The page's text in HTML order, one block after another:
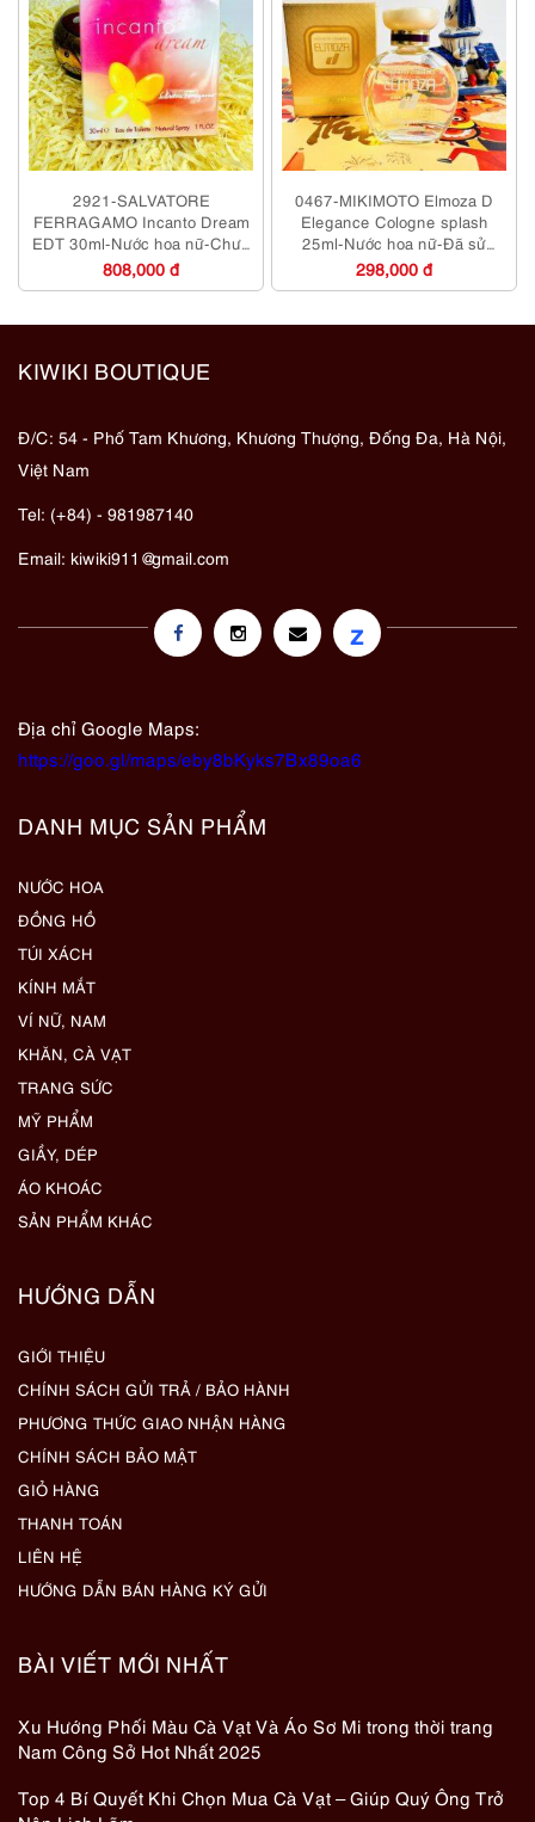
2921-SALVATORE
FERRAGAMO Incanto Dream
EDT 30ml-Nước hoa nữ-Chưa
sử dụng
808,000 đ
0467-MIKIMOTO Elmoza D
Elegance Cologne splash
25ml-Nước hoa nữ-Đã sử
dụng
298,000 đ
KIWIKI BOUTIQUE
Đ/C: 54 - Phố Tam Khương, Khương Thượng, Đống Đa, Hà Nội,
Việt Nam
Tel: (+84) - 981987140
Email: kiwiki911@gmail.com
z
Địa chỉ Google Maps:
https://goo.gl/maps/eby8bKyks7Bx89oa6
DANH MỤC SẢN PHẨM
NƯỚC HOA
ĐỒNG HỒ
TÚI XÁCH
KÍNH MẮT
VÍ NỮ, NAM
KHĂN, CÀ VẠT
TRANG SỨC
MỸ PHẨM
GIẦY, DÉP
ÁO KHOÁC
SẢN PHẨM KHÁC
HƯỚNG DẪN
GIỚI THIỆU
CHÍNH SÁCH GỬI TRẢ / BẢO HÀNH
PHƯƠNG THỨC GIAO NHẬN HÀNG
CHÍNH SÁCH BẢO MẬT
GIỎ HÀNG
THANH TOÁN
LIÊN HỆ
HƯỚNG DẪN BÁN HÀNG KÝ GỬI
BÀI VIẾT MỚI NHẤT
Xu Hướng Phối Màu Cà Vạt Và Áo Sơ Mi trong thời trang
Nam Công Sở Hot Nhất 2025
Top 4 Bí Quyết Khi Chọn Mua Cà Vạt – Giúp Quý Ông Trở